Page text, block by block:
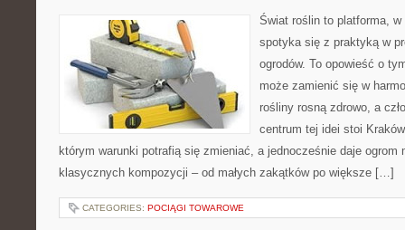
Świat roślin to platforma, w
spotyka się z praktyką w
ogrodów. To opowieść o
może zamienić się w
rośliny rosną zdrowo, a
centrum tej idei stoi
którym warunki potrafią się zmieniać, a jednocześnie daje ogrom
klasycznych kompozycji – od małych zakątków po większe […]
CATEGORIES: POCIĄGI TOWAROWE